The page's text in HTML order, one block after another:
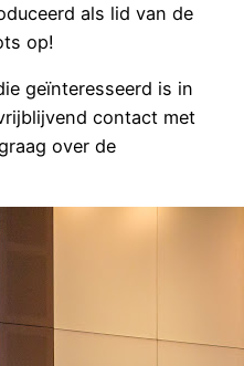
als lid van de
op!
geïnteresseerd is in
contact met
over de